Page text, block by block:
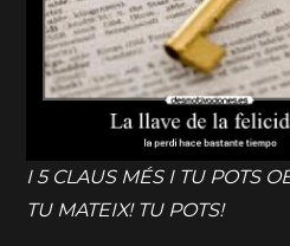
I 5 CLAUS MÉS I TU POTS
TU MATEIX! TU POTS!